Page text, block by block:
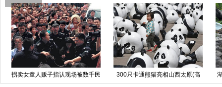
高清：学校水柜“断供” 上百小学生
山谷中提水喝
西北国棉厂老记忆 每年有100多位
老人离世